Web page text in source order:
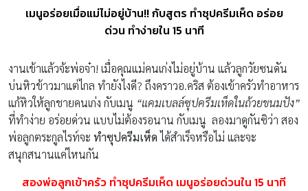
เมนูอร่อยเมื่อแม่ไม่อยู่บ้าน!! กับสูตร ทำซุปครีมเห็ด อร่อย
ด่วน ทำง่ายใน 15 นาที
งานเข้าแล้วจ้ะพ่อจ๋า! เมื่อคุณแม่คนเก่งไม่อยู่บ้าน แล้วลูกวัยซนดัน
บ่นหิวข้าวมาแต่ไกล ทำยังไงดี? ถึงคราวอ.คริส ต้องเข้าครัวทำอาหาร
แก้หิวให้ลูกชายคนเก่ง กับเมนู “แคมเบลล์ซุปครีมเห็ดในถ้วยขนมปัง”
ที่ทำง่าย อร่อยด่วน แบบไม่ต้องรอนาน กับเมนู ลองมาดูกันซิว่า สอง
พ่อลูกตระกูลไรท์จะ ทำซุปครีมเห็ดได้สำเร็จหรือไม่ และจะ
สนุกสนานแค่ไหนกัน
สองพ่อลูกเข้าครัว ทำซุปครีมเห็ด เมนูอร่อยด่วนใน 15 นาที